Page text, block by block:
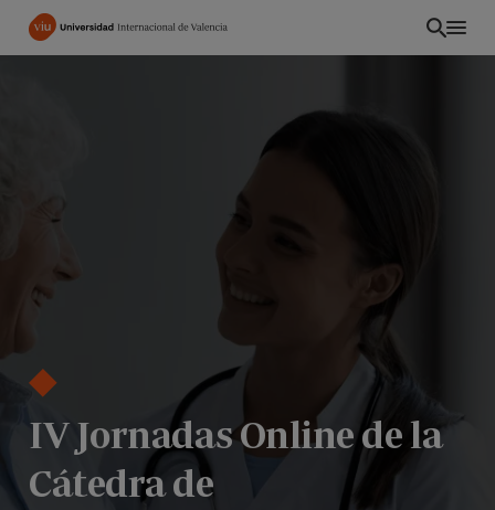
Pasar
IV Jornadas Online de la
Cátedra de